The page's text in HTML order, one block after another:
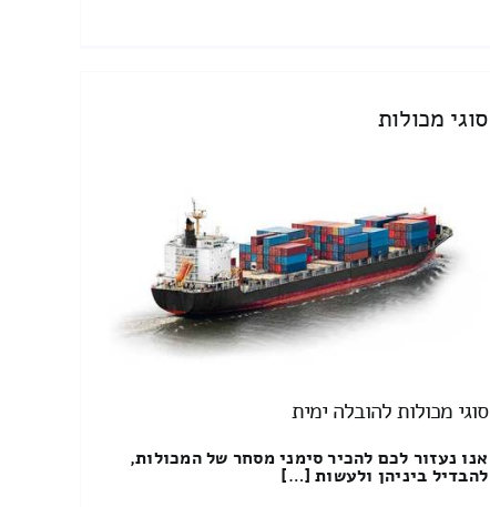
סוגי מכולות
סוגי מכולות להובלה ימית
אנו נעזור לכם להכיר סימני מסחר של המכולות,
להבדיל ביניהן ולעשות […]